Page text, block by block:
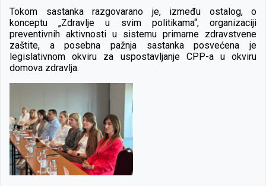
Tokom sastanka razgovarano je, između ostalog, o
konceptu „Zdravlje u svim politikama“, organizaciji
preventivnih aktivnosti u sistemu primarne zdravstvene
zaštite, a posebna pažnja sastanka posvećena je
legislativnom okviru za uspostavljanje CPP-a u okviru
domova zdravlja.